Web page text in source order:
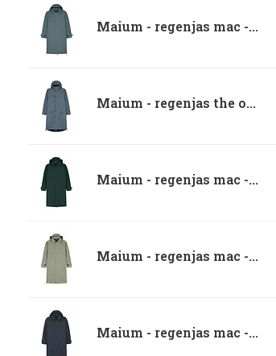
Maium - regenjas mac -...
Maium - regenjas the o...
Maium - regenjas mac -...
Maium - regenjas mac -...
Maium - regenjas mac -...